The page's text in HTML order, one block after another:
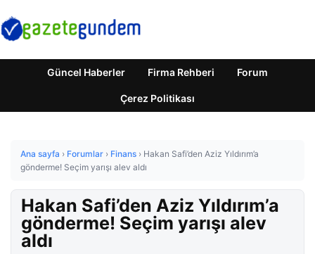
Güncel Haberler Firma Rehberi Forum
Çerez Politikası
Ana sayfa › Forumlar › Finans › Hakan Safi’den Aziz Yıldırım’a
gönderme! Seçim yarışı alev aldı
Hakan Safi’den Aziz Yıldırım’a
gönderme! Seçim yarışı alev
aldı